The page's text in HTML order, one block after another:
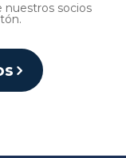
nuestros socios